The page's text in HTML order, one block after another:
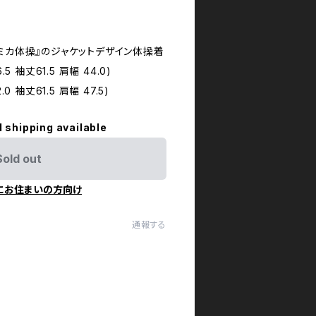
カ体操』のジャケットデザイン体操着
袖丈61.5 肩幅 44.0)
袖丈61.5 肩幅 47.5)
shipping available
out
お住まいの方向け
通報する